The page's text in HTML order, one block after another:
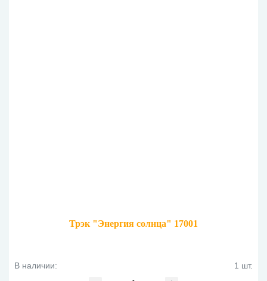
Трэк "Энергия солнца" 17001
В наличии: 1 шт.